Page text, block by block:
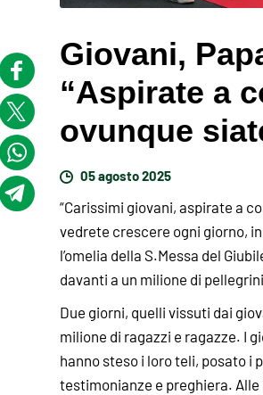
Giovani,
“Aspirate a
ovunque
05 agosto 2025
“Carissimi giovani, aspirate a
vedrete crescere ogni giorno,
l’omelia della S.Messa del
davanti a un milione di
Due giorni, quelli vissuti dai
milione di ragazzi e ragazze. I
hanno steso i loro teli, posato i
testimonianze e preghiera. Alle